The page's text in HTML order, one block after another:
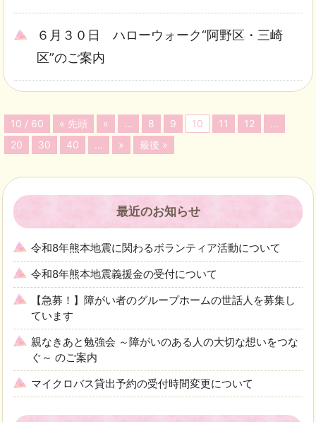
６月３０日 ハローウォーク“阿野区・三崎
区”のご案内
10 / 60 « 先頭 « ... 8 9 10 11 12
...
20
30 40 ... » 最後 »
最近のお知らせ
令和8年熊本地震に関わるボランティア活動について
令和8年熊本地震義援金の受付について
【急募！】障がい者のグループホームの世話人を募集し
ています
親なきあと勉強会 ～障がいのある人の大切な想いをつな
ぐ～ のご案内
マイクロバス貸出予約の受付時間変更について